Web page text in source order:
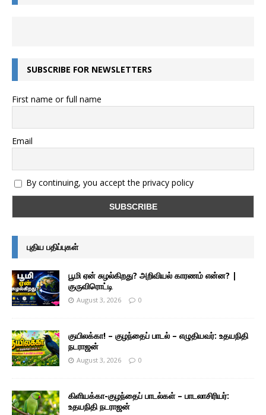
SUBSCRIBE FOR NEWSLETTERS
First name or full name
Email
By continuing, you accept the privacy policy
புதிய பதிப்புகள்
பூமி ஏன் சுழல்கிறது? அறிவியல் காரணம் என்ன? |
குருவிரொட்டி
August 3, 2026 0
குயிலக்கா! – குழந்தைப் பாடல் – எழுதியவர்: உதயநிதி
நடராஜன்
August 3, 2026 0
கிளியக்கா-குழந்தைப் பாடல்கள் – பாடலாசிரியர்:
உதயநிதி நடராஜன்